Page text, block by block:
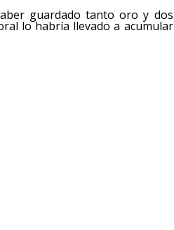
guardado tanto oro y dos
lo habría llevado a acumular